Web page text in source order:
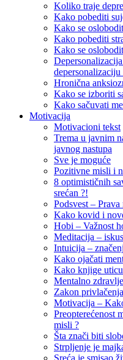
Koliko traje
Kako pobediti
Kako se
Kako pobediti
Kako se
Hronična
Kako se izboriti
Kako sačuvati
Motivacija
Motivacioni tekst
Trema u javnim
javnog nastupa
Sve je moguće
Pozitivne misli i
8 optimističnih
srećan ?!
Podsvest –
Kako kovid i
Hobi – Važnost
Meditacija –
Intuicija –
Kako ojačati
Kako knjige uticu
Mentalno
Zakon
Motivacija –
Preopterećenost
misli ?
Šta znači biti
Strpljenje je
Sreća je smisao